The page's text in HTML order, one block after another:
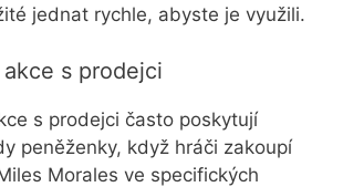
jednat rychle, abyste je využili.
s prodejci
s prodejci často poskytují
peněženky, když hráči zakoupí
Morales ve specifických